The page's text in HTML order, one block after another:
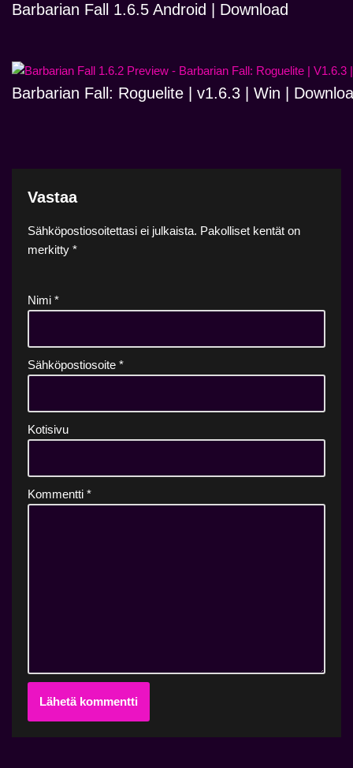
Barbarian Fall 1.6.5 Android | Download
Barbarian Fall: Roguelite | v1.6.3 | Win |
Vastaa
Sähköpostiosoitettasi ei julkaista. Pakolliset kentät on
merkitty *
Nimi *
Sähköpostiosoite *
Kotisivu
Kommentti *